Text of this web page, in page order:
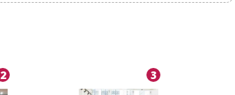
2 3